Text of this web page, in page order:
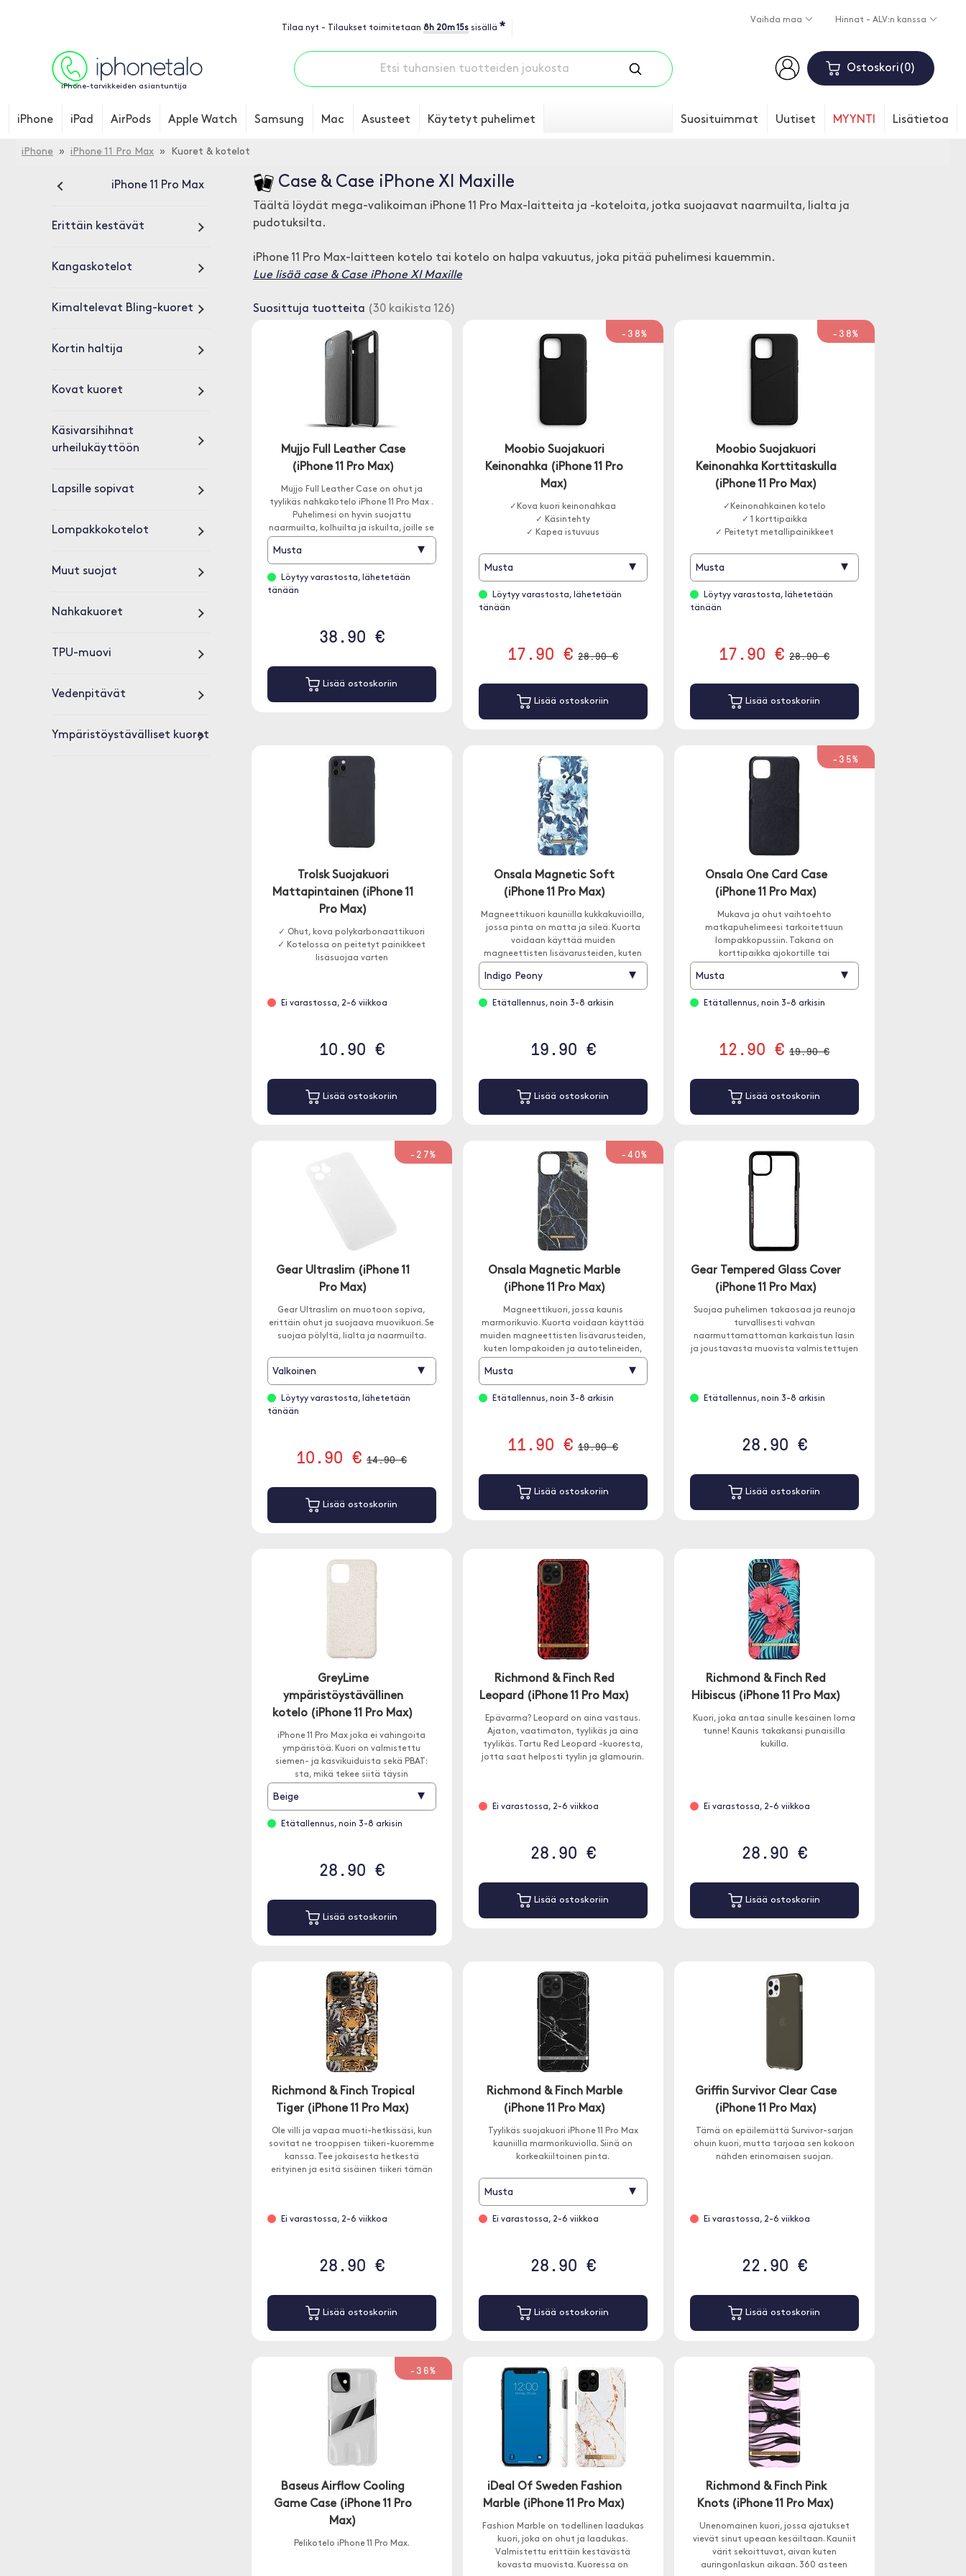
Tilaa nyt - Tilaukset toimitetaan 8h 20m 14s sisällä *
Vaihda maa Hinnat - ALV:n kanssa
iPhone-tarvikkeiden asiantuntija
Ostoskori 0
iPhone iPad AirPods Apple Watch Samsung Mac Asusteet Käytetyt puhelimet Suosituimmat Uutiset MYYNTI Lisätietoa
iPhone » iPhone 11 Pro Max » Kuoret & kotelot
iPhone 11 Pro Max
Erittäin kestävät
Kangaskotelot
Kimaltelevat Bling-kuoret
Kortin haltija
Kovat kuoret
Käsivarsihihnat
urheilukäyttöön
Lapsille sopivat
Lompakkokotelot
Muut suojat
Nahkakuoret
TPU-muovi
Vedenpitävät
Ympäristöystävälliset kuoret
Case & Case iPhone XI Maxille
Täältä löydät mega-valikoiman iPhone 11 Pro Max-laitteita ja -koteloita, jotka suojaavat naarmuilta, lialta ja
pudotuksilta.
iPhone 11 Pro Max-laitteen kotelo tai kotelo on halpa vakuutus, joka pitää puhelimesi kauemmin.
Lue lisää case & Case iPhone XI Maxille
Suosittuja tuotteita (30 kaikista 126)
Mujjo Full Leather Case
(iPhone 11 Pro Max)
Mujjo Full Leather Case on ohut ja
tyylikäs nahkakotelo iPhone 11 Pro Max .
Puhelimesi on hyvin suojattu
naarmuilta, kolhuilta ja iskuilta, joille se
Musta ▾
Löytyy varastosta, lähetetään
tänään
38.90 €
Lisää ostoskoriin
-38%
Moobio Suojakuori
Keinonahka (iPhone 11 Pro
Max)
✓Kova kuori keinonahkaa
✓ Käsintehty
✓ Kapea istuvuus
Musta ▾
Löytyy varastosta, lähetetään
tänään
17.90 € 28.90 €
Lisää ostoskoriin
-38%
Moobio Suojakuori
Keinonahka Korttitaskulla
(iPhone 11 Pro Max)
✓Keinonahkainen kotelo
✓ 1 korttipaikka
✓ Peitetyt metallipainikkeet
Musta ▾
Löytyy varastosta, lähetetään
tänään
17.90 € 28.90 €
Lisää ostoskoriin
Trolsk Suojakuori
Mattapintainen (iPhone 11
Pro Max)
✓ Ohut, kova polykarbonaattikuori
✓ Kotelossa on peitetyt painikkeet
lisäsuojaa varten
Ei varastossa, 2-6 viikkoa
10.90 €
Lisää ostoskoriin
Onsala Magnetic Soft
(iPhone 11 Pro Max)
Magneettikuori kauniilla kukkakuvioilla,
jossa pinta on matta ja sileä. Kuorta
voidaan käyttää muiden
magneettisten lisävarusteiden, kuten
lompakoiden ja autotelineiden, kanssa.
Indigo Peony ▾
Etätallennus, noin 3-8 arkisin
19.90 €
Lisää ostoskoriin
-35%
Onsala One Card Case
(iPhone 11 Pro Max)
Mukava ja ohut vaihtoehto
matkapuhelimeesi tarkoitettuun
lompakkopussiin. Takana on
korttipaikka ajokortille tai
luottokortille. Asenna matkapuhelimesi
kuoreen suojaa ja persoonallista.
Musta ▾
Etätallennus, noin 3-8 arkisin
12.90 € 19.90 €
Lisää ostoskoriin
-27%
Gear Ultraslim (iPhone 11
Pro Max)
Gear Ultraslim on muotoon sopiva,
erittäin ohut ja suojaava muovikuori. Se
suojaa pölyltä, lialta ja naarmuilta.
Valkoinen ▾
Löytyy varastosta, lähetetään
tänään
10.90 € 14.90 €
Lisää ostoskoriin
-40%
Onsala Magnetic Marble
(iPhone 11 Pro Max)
Magneettikuori, jossa kaunis
marmorikuvio. Kuorta voidaan käyttää
muiden magneettisten lisävarusteiden,
kuten lompakoiden ja autotelineiden,
Musta ▾
Etätallennus, noin 3-8 arkisin
11.90 € 19.90 €
Lisää ostoskoriin
Gear Tempered Glass Cover
(iPhone 11 Pro Max)
Suojaa puhelimen takaosaa ja reunoja
turvallisesti vahvan
naarmuttamattoman karkaistun lasin
ja joustavasta muovista valmistettujen
Etätallennus, noin 3-8 arkisin
28.90 €
Lisää ostoskoriin
GreyLime
ympäristöystävällinen
kotelo (iPhone 11 Pro Max)
iPhone 11 Pro Max joka ei vahingoita
ympäristöä. Kuori on valmistettu
siemen- ja kasvikuiduista sekä PBAT:
sta, mikä tekee siitä täysin
Beige ▾
Etätallennus, noin 3-8 arkisin
28.90 €
Lisää ostoskoriin
Richmond & Finch Red
Leopard (iPhone 11 Pro Max)
Epävarma? Leopard on aina vastaus.
Ajaton, vaatimaton, tyylikäs ja aina
tyylikäs. Tartu Red Leopard -kuoresta,
jotta saat helposti tyylin ja glamourin.
Ei varastossa, 2-6 viikkoa
28.90 €
Lisää ostoskoriin
Richmond & Finch Red
Hibiscus (iPhone 11 Pro Max)
Kuori, joka antaa sinulle kesäinen loma
tunne! Kaunis takakansi punaisilla
kukilla.
Ei varastossa, 2-6 viikkoa
28.90 €
Lisää ostoskoriin
Richmond & Finch Tropical
Tiger (iPhone 11 Pro Max)
Ole villi ja vapaa muoti-hetkissäsi, kun
sovitat ne trooppisen tiikeri-kuoremme
kanssa. Tee jokaisesta hetkestä
erityinen ja esitä sisäinen tiikeri tämän
Ei varastossa, 2-6 viikkoa
28.90 €
Lisää ostoskoriin
Richmond & Finch Marble
(iPhone 11 Pro Max)
Tyylikäs suojakuori iPhone 11 Pro Max
kauniilla marmorikuviolla. Siinä on
korkeakiiltoinen pinta.
Musta ▾
Ei varastossa, 2-6 viikkoa
28.90 €
Lisää ostoskoriin
Griffin Survivor Clear Case
(iPhone 11 Pro Max)
Tämä on epäilemättä Survivor-sarjan
ohuin kuori, mutta tarjoaa sen kokoon
nähden erinomaisen suojan.
Ei varastossa, 2-6 viikkoa
22.90 €
Lisää ostoskoriin
-36%
Baseus Airflow Cooling
Game Case (iPhone 11 Pro
Max)
Pelikotelo iPhone 11 Pro Max.
iDeal Of Sweden Fashion
Marble (iPhone 11 Pro Max)
Fashion Marble on todellinen laadukas
kuori, joka on ohut ja laadukas.
Valmistettu erittäin kestävästä
kovasta muovista. Kuoressa on
Richmond & Finch Pink
Knots (iPhone 11 Pro Max)
Unenomainen kuori, jossa ajatukset
vievät sinut upeaan kesäiltaan. Kauniit
värit sekoittuvat, aivan kuten
auringonlaskun aikaan. 360 asteen